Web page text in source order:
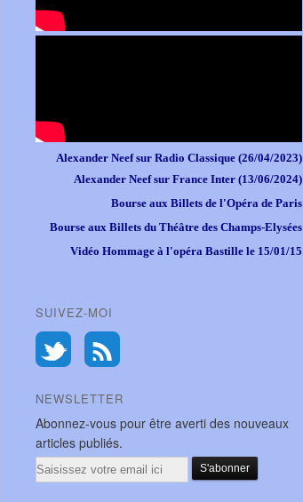
Alexander Neef sur Radio Classique (26/04/2023)
Alexander Neef sur France Inter (13/06/2024)
Bourse aux Billets de l'Opéra de Paris
Bourse aux Billets du Théâtre des Champs-Elysées
Vidéo Hommage à l'opéra Bastille le 15/01/15
SUIVEZ-MOI
NEWSLETTER
Abonnez-vous pour être averti des nouveaux
articles publiés.
Email